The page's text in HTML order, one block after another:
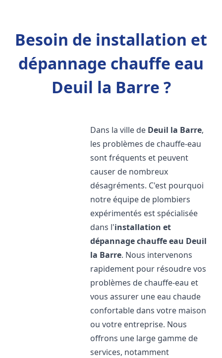
Besoin de installation et
dépannage chauffe eau
Deuil la Barre ?
Dans la ville de Deuil la Barre,
les problèmes de chauffe-eau
sont fréquents et peuvent
causer de nombreux
désagréments. C'est pourquoi
notre équipe de plombiers
expérimentés est spécialisée
dans l'installation et
dépannage chauffe eau Deuil
la Barre. Nous intervenons
rapidement pour résoudre vos
problèmes de chauffe-eau et
vous assurer une eau chaude
confortable dans votre maison
ou votre entreprise. Nous
offrons une large gamme de
services, notamment